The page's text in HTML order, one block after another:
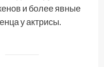
и более явные
у актрисы.